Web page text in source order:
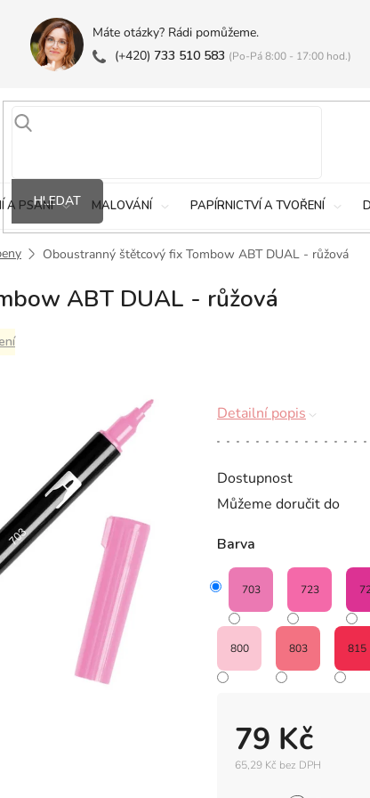
Máte otázky? Rádi pomůžeme.
(+420) 733 510 583 (Po-Pá 8:00 - 17:00 hod.)
HLEDAT
A PSANÍ MALOVÁNÍ PAPÍRNICTVÍ A TVOŘENÍ
Oboustranný štětcový fix Tombow ABT DUAL - růžová
ABT DUAL - růžová
Dostupnost
Můžeme doručit do
79 Kč
65,29 Kč bez DPH
Barva
703 723
800 803 815
Detailní popis